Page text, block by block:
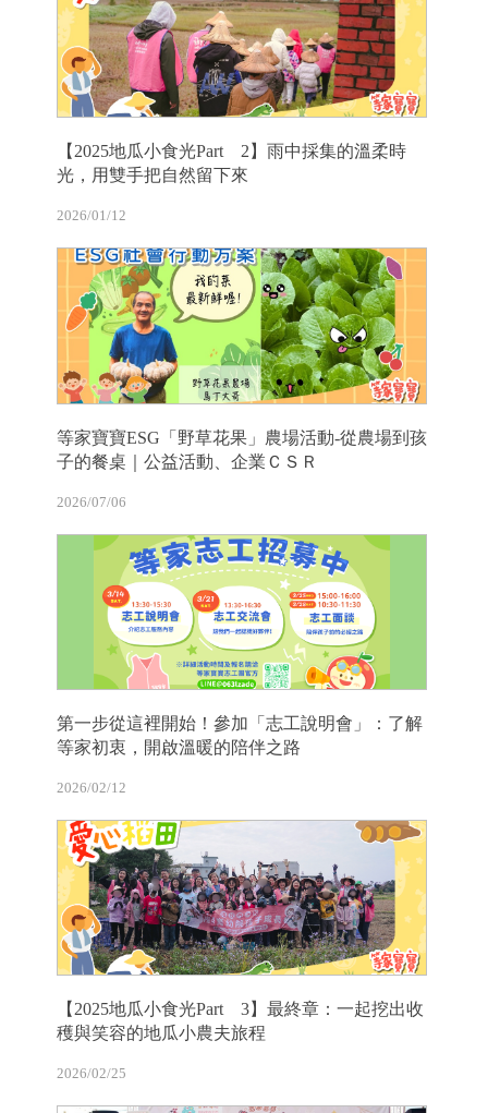
【2025地瓜小食光Part 2】雨中採集的溫柔時
光，用雙手把自然留下來
2026/01/12
等家寶寶ESG「野草花果」農場活動-從農場到孩
子的餐桌｜公益活動、企業ＣＳＲ
2026/07/06
第一步從這裡開始！參加「志工說明會」：了解
等家初衷，開啟溫暖的陪伴之路
2026/02/12
【2025地瓜小食光Part 3】最終章：一起挖出收
穫與笑容的地瓜小農夫旅程
2026/02/25